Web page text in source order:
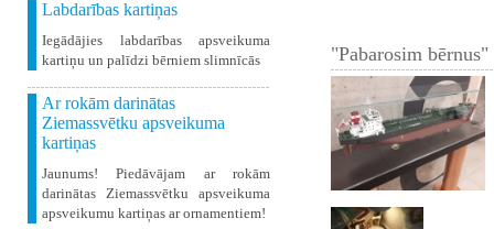
Labdarības kartiņas
Iegādājies labdarības apsveikuma
kartiņu un palīdzi bērniem slimnīcās
Ar rokām darinātas
Ziemassvētku apsveikuma
kartiņas
Jaunums! Piedāvājam ar rokām
darinātas Ziemassvētku apsveikuma
apsveikumu kartiņas ar ornamentiem!
"Pabarosim